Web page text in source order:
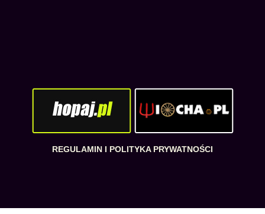
REGULAMIN I POLITYKA PRYWATNOŚCI